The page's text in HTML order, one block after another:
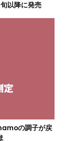
以降に発売
の調子が戻